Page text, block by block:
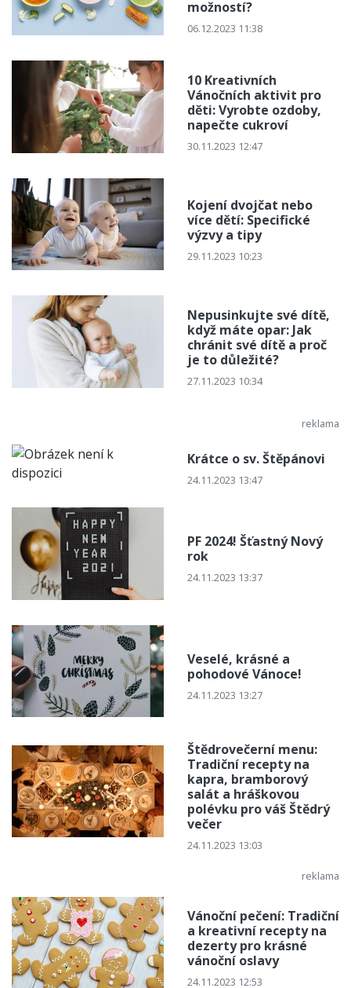
možností?
06.12.2023 11:38
10 Kreativních
Vánočních aktivit pro
děti: Vyrobte ozdoby,
napečte cukroví
30.11.2023 12:47
Kojení dvojčat nebo
více dětí: Specifické
výzvy a tipy
29.11.2023 10:23
Nepusinkujte své dítě,
když máte opar: Jak
chránit své dítě a proč
je to důležité?
27.11.2023 10:34
Krátce o sv. Štěpánovi
24.11.2023 13:47
PF 2024! Šťastný Nový
rok
24.11.2023 13:37
Veselé, krásné a
pohodové Vánoce!
24.11.2023 13:27
Štědrovečerní menu:
Tradiční recepty na
kapra, bramborový
salát a hráškovou
polévku pro váš Štědrý
večer
24.11.2023 13:03
Vánoční pečení: Tradiční
a kreativní recepty na
dezerty pro krásné
vánoční oslavy
24.11.2023 12:53